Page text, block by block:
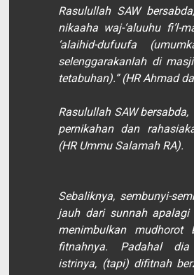
Rasulullah SAW
nikaaha waj-‘aluuhu fi’l-
‘alaihid-dufuufa
selenggarakanlah di
tetabuhan).” (HR Ahmad
Rasulullah SAW
pernikahan dan
(HR Ummu Salamah RA).
Sebaliknya, sembunyi-
jauh dari sunnah
menimbulkan mudhorot
fitnahnya. Padahal
istrinya, (tapi) difitnah